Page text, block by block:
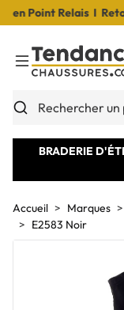
Point Relais I
Toggle Menu
Rechercher
BRADERIE
Accueil Marques
E2583 Noir